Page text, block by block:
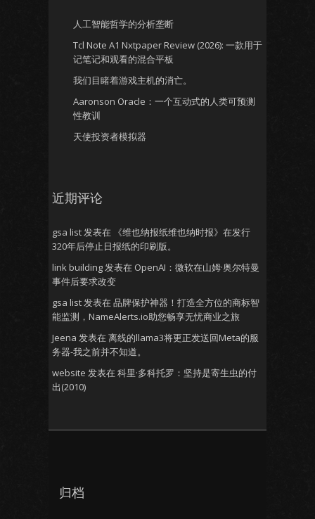
人工智能哲学的分析垄断
Tcl Note A1 Nxtpaper Review (2026): 一款用于
记笔记和观看的混合平板
我们目睹着游戏主机的消亡。
Aaronson Oracle：一个互动式的人类可预测
性教训
天使投资者模拟器
近期评论
gsa list发表在
《维也纳报纸维也纳时报》在发行
320年后停止日报纸的印刷版。
link building发表在 OpenAI：微软在山姆·奥尔特曼
事件后要求改变
gsa list发表在 品牌保护神器！打造全方位的商标智
能监测，NameAlerts.io助您畅享无忧商业之旅
Jeena 发表在 离线的llama3将更正发送回Meta的服
务器-我之前并不知道。
website 发表在 科里·多科托罗：坚持是寄生虫的付
出(2010)
归档